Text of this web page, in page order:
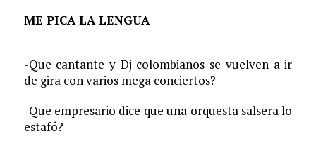
ME PICA LA LENGUA
-Que cantante y Dj colombianos se vuelven a ir
de gira con varios mega conciertos?
-Que empresario dice que una orquesta salsera lo
estafó?